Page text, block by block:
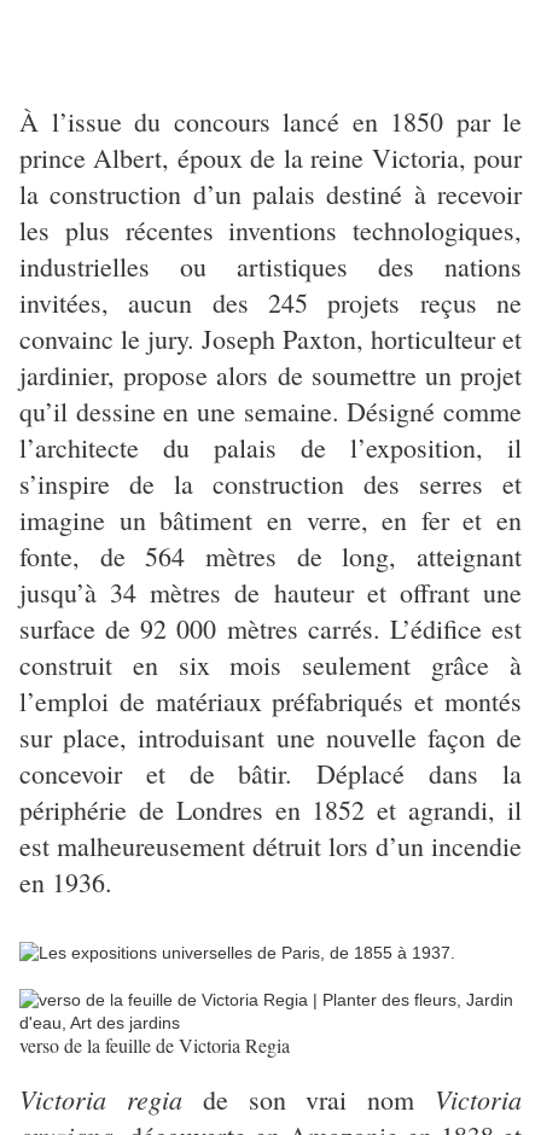
À l’issue du concours lancé en 1850 par le
prince Albert, époux de la reine Victoria, pour
la construction d’un palais destiné à recevoir
les plus récentes inventions technologiques,
industrielles ou artistiques des nations
invitées, aucun des 245 projets reçus ne
convainc le jury. Joseph Paxton, horticulteur et
jardinier, propose alors de soumettre un projet
qu’il dessine en une semaine. Désigné comme
l’architecte du palais de l’exposition, il
s’inspire de la construction des serres et
imagine un bâtiment en verre, en fer et en
fonte, de 564 mètres de long, atteignant
jusqu’à 34 mètres de hauteur et offrant une
surface de 92 000 mètres carrés. L’édifice est
construit en six mois seulement grâce à
l’emploi de matériaux préfabriqués et montés
sur place, introduisant une nouvelle façon de
concevoir et de bâtir. Déplacé dans la
périphérie de Londres en 1852 et agrandi, il
est malheureusement détruit lors d’un incendie
en 1936.
verso de la feuille de Victoria Regia
Victoria regiade son vrai nom Victoria